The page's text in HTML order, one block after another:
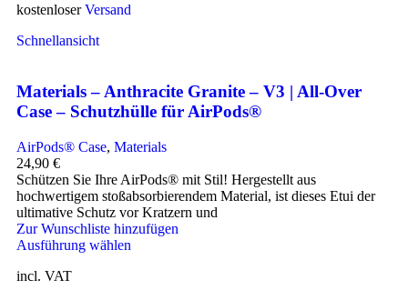
kostenloserVersand
Schnellansicht
Materials – Anthracite Granite – V3 | All-Over
Case – Schutzhülle für AirPods®
AirPods® Case, Materials
24,90 €
Schützen Sie Ihre AirPods® mit Stil! Hergestellt aus
hochwertigem stoßabsorbierendem Material, ist dieses Etui der
ultimative Schutz vor Kratzern und
Zur Wunschliste hinzufügen
Ausführung wählen
incl. VAT